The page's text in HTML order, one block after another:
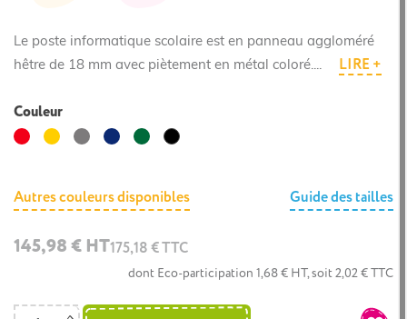
Le poste informatique scolaire est en panneau aggloméré
hêtre de 18 mm avec piètement en métal coloré....
LIRE +
Couleur
RougeJauneGris
Bleu
Vert
Noir
Autres couleurs disponibles Guide des tailles
145,98 € HT175,18 € TTC
dont Eco-participation 1,68 € HT, soit 2,02 € TTC